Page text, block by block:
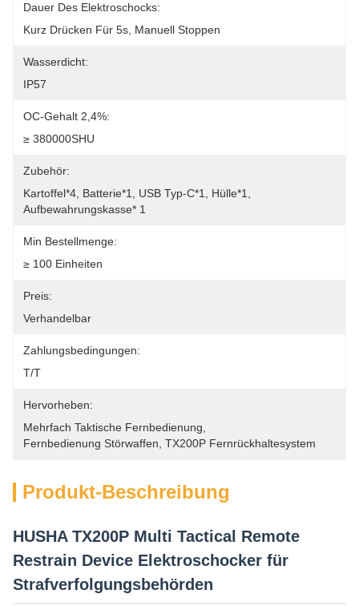
Dauer Des Elektroschocks:
Kurz Drücken Für 5s, Manuell Stoppen
Wasserdicht:
IP57
OC-Gehalt 2,4%:
≥ 380000SHU
Zubehör:
Kartoffel*4, Batterie*1, USB Typ-C*1, Hülle*1,
Aufbewahrungskasse* 1
Min Bestellmenge:
≥ 100 Einheiten
Preis:
Verhandelbar
Zahlungsbedingungen:
T/T
Hervorheben:
Mehrfach Taktische Fernbedienung
Fernbedienung Störwaffen TX200P Fernrückhaltesystem
Produkt-Beschreibung
HUSHA TX200P Multi Tactical Remote
Restrain Device Elektroschocker für
Strafverfolgungsbehörden